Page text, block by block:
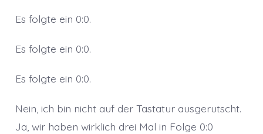
Es folgte ein 0:0.
Es folgte ein 0:0.
Es folgte ein 0:0.
Nein, ich bin nicht auf der Tastatur ausgerutscht.
Ja, wir haben wirklich drei Mal in Folge 0:0